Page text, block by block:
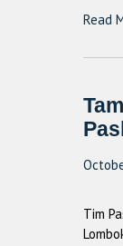
Read
Tim